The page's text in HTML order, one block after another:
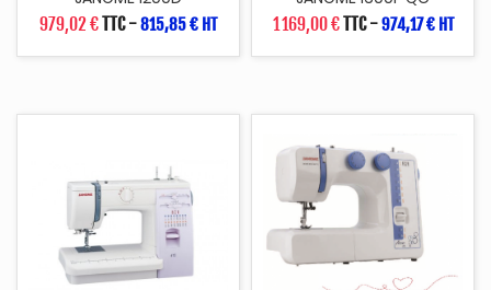
979,02 €TTC-815,85 € HT
1 169,00 €TTC-974,17 € HT